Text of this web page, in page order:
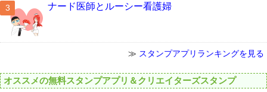
ナード医師とルーシー看護婦
≫ スタンプアプリランキングを見る
オススメの無料スタンプアプリ＆クリエイターズスタンプ